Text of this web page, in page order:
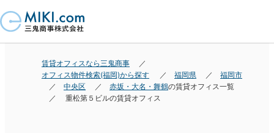
賃貸オフィスなら三鬼商事
オフィス物件検索(福岡)から探す
福岡県
福岡市
中央区
赤坂・大名・舞鶴の賃貸オフィス一覧
重松第５ビルの賃貸オフィス